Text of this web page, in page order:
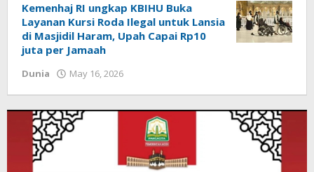
Kemenhaj RI ungkap KBIHU Buka
Layanan Kursi Roda Ilegal untuk Lansia
di Masjidil Haram, Upah Capai Rp10
juta per Jamaah
Dunia May 16, 2026